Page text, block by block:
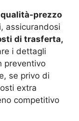
prezzo
assicurandosi
di trasferta,
i dettagli
preventivo
se privo di
extra
competitivo